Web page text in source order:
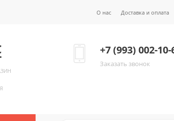
О нас Доставка и оплата
+7 (993) 002-10-
Заказать звонок